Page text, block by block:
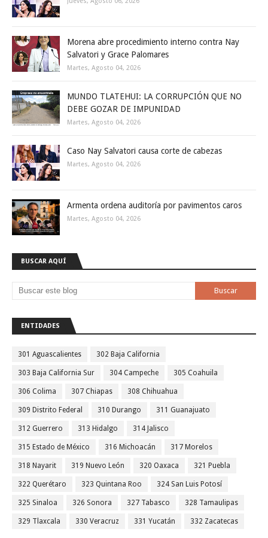
Morena abre procedimiento interno contra Nay
Salvatori y Grace Palomares
Martes, Agosto 04, 2026
MUNDO TLATEHUI: LA CORRUPCIÓN QUE NO
DEBE GOZAR DE IMPUNIDAD
Martes, Agosto 04, 2026
Caso Nay Salvatori causa corte de cabezas
Martes, Agosto 04, 2026
Armenta ordena auditoría por pavimentos caros
Martes, Agosto 04, 2026
BUSCAR AQUÍ
ENTIDADES
301 Aguascalientes 302 Baja California
303 Baja California Sur 304 Campeche 305 Coahuila
306 Colima 307 Chiapas 308 Chihuahua
309 Distrito Federal 310 Durango 311 Guanajuato
312 Guerrero 313 Hidalgo 314 Jalisco
315 Estado de México 316 Michoacán 317 Morelos
318 Nayarit 319 Nuevo León 320 Oaxaca 321 Puebla
322 Querétaro 323 Quintana Roo 324 San Luis Potosí
325 Sinaloa 326 Sonora 327 Tabasco 328 Tamaulipas
329 Tlaxcala 330 Veracruz 331 Yucatán 332 Zacatecas